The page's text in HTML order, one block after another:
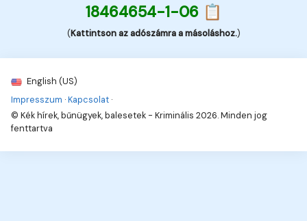
18464654-1-06 📋
(Kattintson az adószámra a másoláshoz.)
English (US)
Impresszum ·Kapcsolat ·
© Kék hírek, bűnügyek, balesetek - Kriminális 2026. Minden jog
fenttartva